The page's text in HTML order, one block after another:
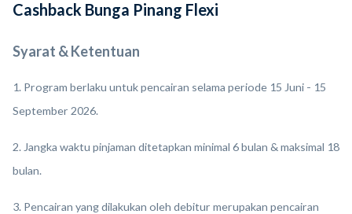
Cashback Bunga Pinang Flexi
Syarat & Ketentuan
1. Program berlaku untuk pencairan selama periode 15 Juni - 15
September 2026.
2. Jangka waktu pinjaman ditetapkan minimal 6 bulan & maksimal 18
bulan.
3. Pencairan yang dilakukan oleh debitur merupakan pencairan